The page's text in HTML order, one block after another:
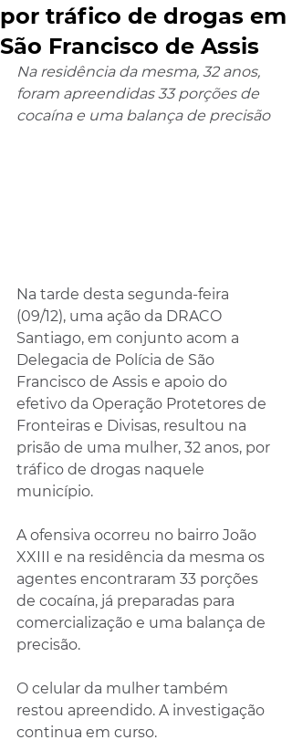
por tráfico de drogas em
São Francisco de Assis
Na residência da mesma, 32 anos,
foram apreendidas 33 porções de
cocaína e uma balança de precisão
Na tarde desta segunda-feira
(09/12), uma ação da DRACO
Santiago, em conjunto acom a
Delegacia de Polícia de São
Francisco de Assis e apoio do
efetivo da Operação Protetores de
Fronteiras e Divisas, resultou na
prisão de uma mulher, 32 anos, por
tráfico de drogas naquele
município.
A ofensiva ocorreu no bairro João
XXIII e na residência da mesma os
agentes encontraram 33 porções
de cocaína, já preparadas para
comercialização e uma balança de
precisão.
O celular da mulher também
restou apreendido. A investigação
continua em curso.